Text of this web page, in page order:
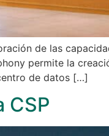
de las
permite la
de datos […]
CSP